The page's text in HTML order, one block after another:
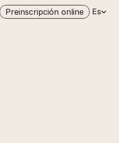
Preinscripción online Select
Es